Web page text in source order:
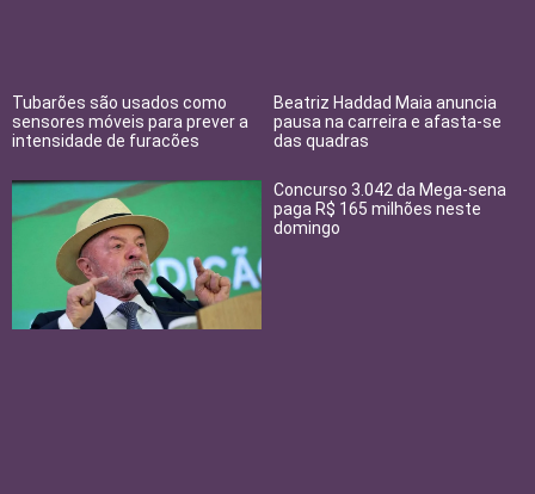
Tubarões são usados como
sensores móveis para prever a
intensidade de furacões
Beatriz Haddad Maia anuncia
pausa na carreira e afasta-se
das quadras
Concurso 3.042 da Mega-sena
paga R$ 165 milhões neste
domingo